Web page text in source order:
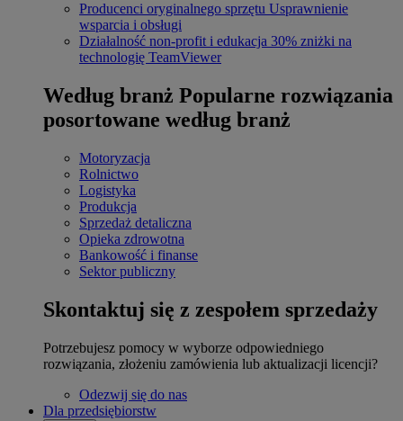
Producenci oryginalnego sprzętu Usprawnienie
wsparcia i obsługi
Działalność non-profit i edukacja 30% zniżki na
technologię TeamViewer
Według branż Popularne rozwiązania
posortowane według branż
Motoryzacja
Rolnictwo
Logistyka
Produkcja
Sprzedaż detaliczna
Opieka zdrowotna
Bankowość i finanse
Sektor publiczny
Skontaktuj się z zespołem sprzedaży
Potrzebujesz pomocy w wyborze odpowiedniego
rozwiązania, złożeniu zamówienia lub aktualizacji licencji?
Odezwij się do nas
Dla przedsiębiorstw